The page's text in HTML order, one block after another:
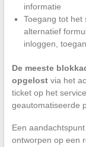
informatie
Toegang tot het
alternatief
inloggen,
De meeste
opgelostvia het
ticket op het
geautomatiseerde
Een
ontworpen op een